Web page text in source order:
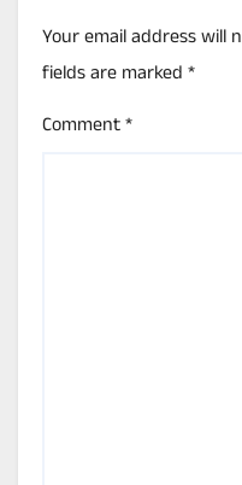
Your email address will
fields are marked*
Comment*